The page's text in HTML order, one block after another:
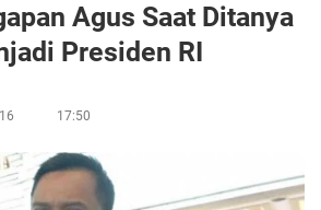
Agus Saat Ditanya
Presiden RI
17:50